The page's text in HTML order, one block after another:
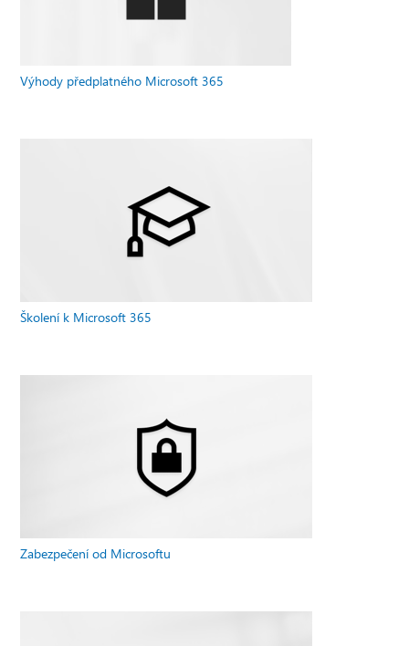
Výhody předplatného Microsoft 365
Školení k Microsoft 365
Zabezpečení od Microsoftu